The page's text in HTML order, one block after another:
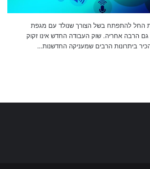
החל להתפתח בשל הצורך שנולד עם מגפת
גם הרבה אחריה. שוק העבודה החדש אינו זקוק
ביתרונות הרבים שמעניקה החדשנות…